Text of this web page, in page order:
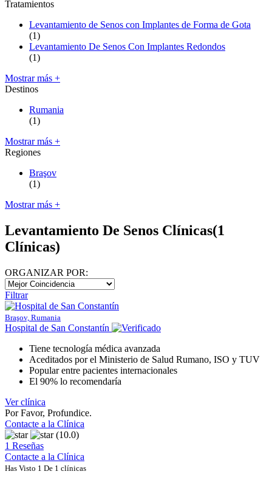
Tratamientos
Levantamiento de Senos con Implantes de Forma de Gota
(1)
Levantamiento De Senos Con Implantes Redondos
(1)
Mostrar más +
Destinos
Rumania
(1)
Mostrar más +
Regiones
Braşov
(1)
Mostrar más +
Levantamiento De Senos Clínicas(1
Clínicas)
ORGANIZAR POR:
Filtrar
Braşov, Rumania
Hospital de San Constantín
Tiene tecnología médica avanzada
Aceditados por el Ministerio de Salud Rumano, ISO y TUV
Popular entre pacientes internacionales
El 90% lo recomendaría
Ver clínica
Por Favor, Profundice.
Contacte a la Clínica
(10.0)
1 Reseñas
Contacte a la Clínica
Has Visto 1 De 1 clínicas